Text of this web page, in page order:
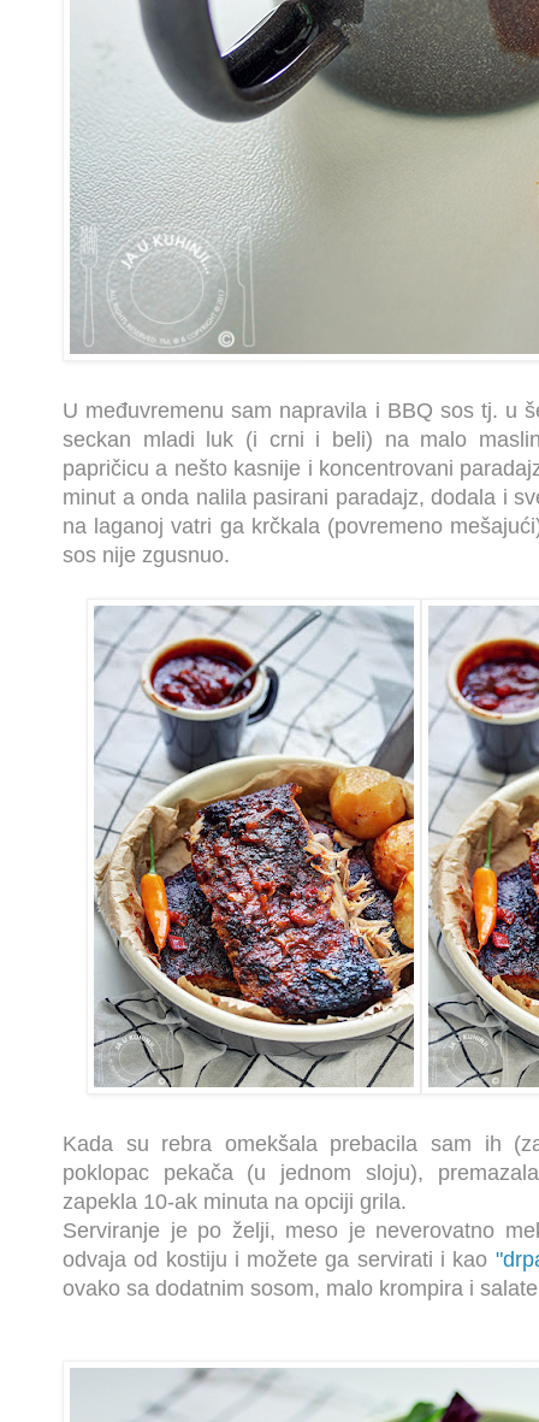
U međuvremenu sam napravila i BBQ sos tj. u
seckan mladi luk (i crni i beli) na malo
papričicu a nešto kasnije i koncentrovani
minut a onda nalila pasirani paradajz, dodala i
na laganoj vatri ga krčkala (povremeno
sos nije zgusnuo.
Kada su rebra omekšala prebacila sam ih
poklopac pekača (u jednom sloju),
zapekla 10-ak minuta na opciji grila.
Serviranje je po želji, meso je neverovatno
odvaja od kostiju i možete ga servirati i kao
ovako sa dodatnim sosom, malo krompira i